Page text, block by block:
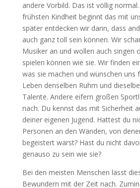
andere Vorbild. Das ist völlig
frühsten Kindheit beginnt das mit
später entdecken wir dann, dass
auch ganz toll sein können. Wir
Musiker an und wollen auch singen
spielen können wie sie. Wir finden
was sie machen und wünschen uns
Leben denselben Ruhm und
Talente. Andere eifern großen
nach. Du kennst das mit Sicherheit
deiner eigenen Jugend. Hattest du
Personen an den Wänden, von
begeistert warst? Hast du nicht
genauso zu sein wie sie?
Bei den meisten Menschen lässt
Bewundern mit der Zeit nach.